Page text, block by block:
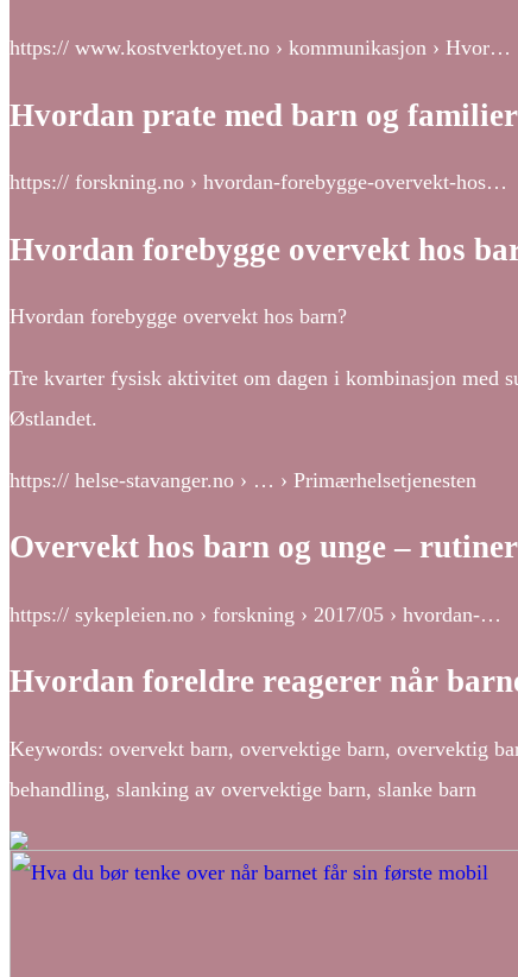
https:// www.kostverktoyet.no › kommunikasjon › Hvor…
Hvordan prate med barn og
https:// forskning.no › hvordan-forebygge-overvekt-hos…
Hvordan forebygge overvekt hos
Hvordan forebygge overvekt hos barn?
Tre kvarter fysisk aktivitet om dagen i kombinasjon med
Østlandet.
https:// helse-stavanger.no › … › Primærhelsetjenesten
Overvekt hos barn og unge –
https:// sykepleien.no › forskning › 2017/05 › hvordan-…
Hvordan foreldre reagerer når
Keywords: overvekt barn, overvektige barn, overvektig
behandling, slanking av overvektige barn, slanke barn